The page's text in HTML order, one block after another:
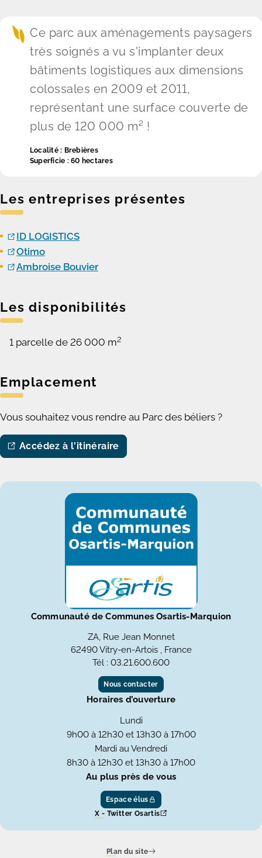
Ce parc aux aménagements paysagers
très soignés a vu s'implanter deux
bâtiments logistiques aux dimensions
colossales en 2009 et 2011,
représentant une surface couverte de
plus de 120 000 m² !
Localité : Brebières
Superficie :60 hectares
Les entreprises présentes
ID LOGISTICS
Otimo
Ambroise Bouvier
Les disponibilités
1 parcelle de 26 000 m2
Emplacement
Vous souhaitez vous rendre au Parc des béliers ?
Accédez à l'itinéraire
Communauté de Communes Osartis-Marquion
ZA, Rue Jean Monnet
62490 Vitry-en-Artois , France
Tél : 03.21.600.600
Nous contacter
Horaires d’ouverture
Lundi
9h00 à 12h30 et 13h30 à 17h00
Mardi au Vendredi
8h30 à 12h30 et 13h30 à 17h00
Au plus près de vous
Espace élus
X - Twitter Osartis
Plan du site